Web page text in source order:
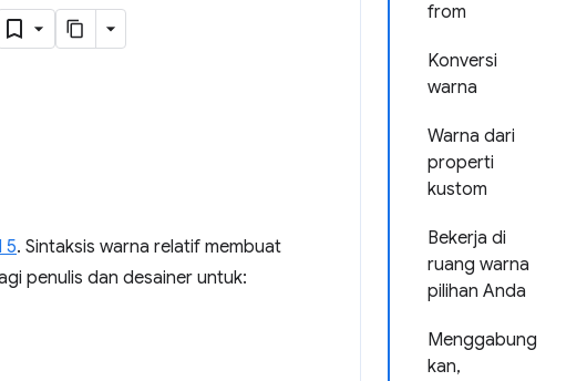
from
Konversi
warna
Warna dari
properti
kustom
Bekerja di
ruang warna
pilihan Anda
Menggabung
kan,
5. Sintaksis warna relatif membuat
penulis dan desainer untuk: